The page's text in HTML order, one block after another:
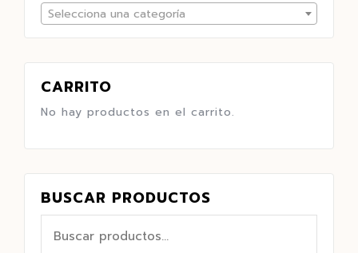
Selecciona una categoría
CARRITO
No hay productos en el carrito.
BUSCAR PRODUCTOS